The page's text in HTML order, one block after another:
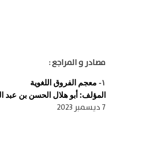
مصادر و المراجع :
١-
معجم الفروق اللغوية
المؤلف: أبو هلال الحسن بن عبد
7 ديسمبر 2023